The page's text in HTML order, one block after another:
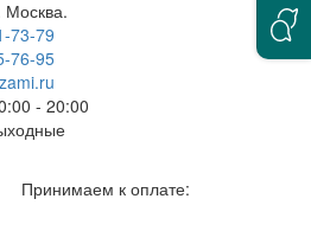
Москва.
73-79
76-95
- 20:00
Принимаем к оплате: